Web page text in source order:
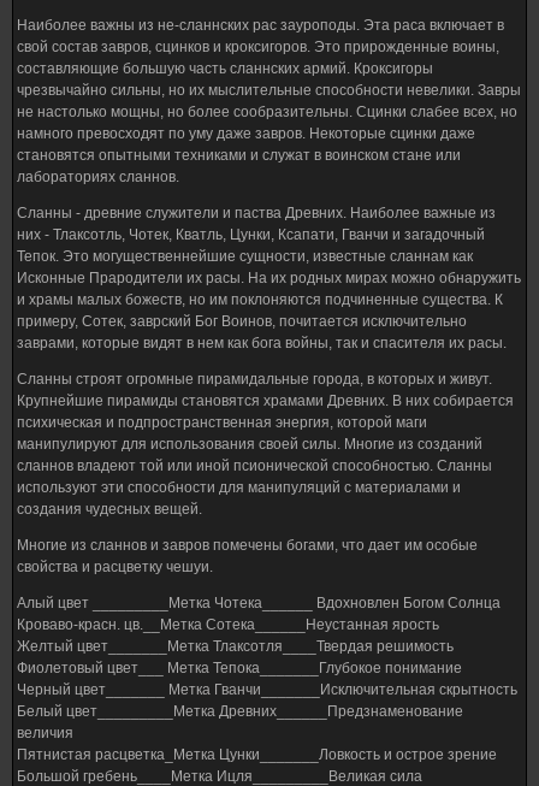
Наиболее важны из не-сланнских рас зауроподы. Эта раса включает в
свой состав завров, сцинков и кроксигоров. Это прирожденные воины,
составляющие большую часть сланнских армий. Кроксигоры
чрезвычайно сильны, но их мыслительные способности невелики. Завры
не настолько мощны, но более сообразительны. Сцинки слабее всех, но
намного превосходят по уму даже завров. Некоторые сцинки даже
становятся опытными техниками и служат в воинском стане или
лабораториях сланнов.
Сланны - древние служители и паства Древних. Наиболее важные из
них - Тлаксотль, Чотек, Кватль, Цунки, Ксапати, Гванчи и загадочный
Тепок. Это могущественнейшие сущности, известные сланнам как
Исконные Прародители их расы. На их родных мирах можно обнаружить
и храмы малых божеств, но им поклоняются подчиненные существа. К
примеру, Сотек, заврский Бог Воинов, почитается исключительно
заврами, которые видят в нем как бога войны, так и спасителя их расы.
Сланны строят огромные пирамидальные города, в которых и живут.
Крупнейшие пирамиды становятся храмами Древних. В них собирается
психическая и подпространственная энергия, которой маги
манипулируют для использования своей силы. Многие из созданий
сланнов владеют той или иной псионической способностью. Сланны
используют эти способности для манипуляций с материалами и
создания чудесных вещей.
Многие из сланнов и завров помечены богами, что дает им особые
свойства и расцветку чешуи.
Алый цвет _________Метка Чотека______ Вдохновлен Богом Солнца
Кроваво-красн. цв.__Метка Сотека______Неустанная ярость
Желтый цвет_______Метка Тлаксотля____Твердая решимость
Фиолетовый цвет___ Метка Тепока_______Глубокое понимание
Черный цвет_______ Метка Гванчи_______Исключительная скрытность
Белый цвет_________Метка Древних______Предзнаменование
величия
Пятнистая расцветка_Метка Цунки_______Ловкость и острое зрение
Большой гребень____Метка Ицля_________Великая сила